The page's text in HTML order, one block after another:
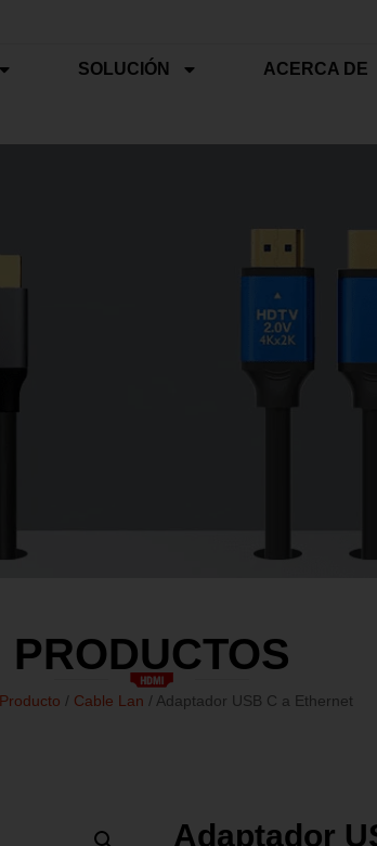
SOLUCIÓN ACERCA DE
PRODUCTOS
Producto / Cable Lan / Adaptador USB C a Ethernet
Adaptador